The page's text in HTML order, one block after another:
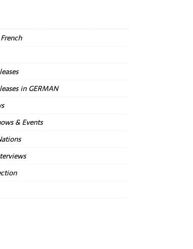
in GERMAN
& Events